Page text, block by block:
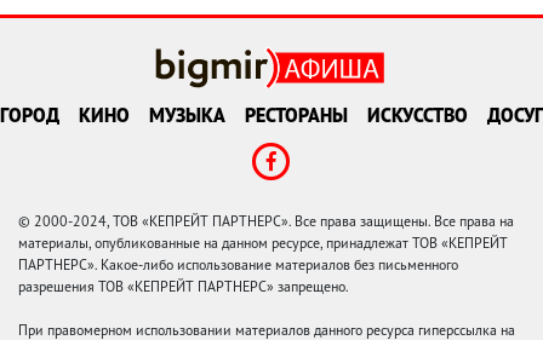
ГОРОД КИНО МУЗЫКА РЕСТОРАНЫ ИСКУССТВО ДОСУГ
© 2000-2024, ТОВ «КЕПРЕЙТ ПАРТНЕРС». Все права защищены. Все права на
материалы, опубликованные на данном ресурсе, принадлежат ТОВ «КЕПРЕЙТ
ПАРТНЕРС». Какое-либо использование материалов без письменного
разрешения ТОВ «КЕПРЕЙТ ПАРТНЕРС» запрещено.
При правомерном использовании материалов данного ресурса гиперссылка на